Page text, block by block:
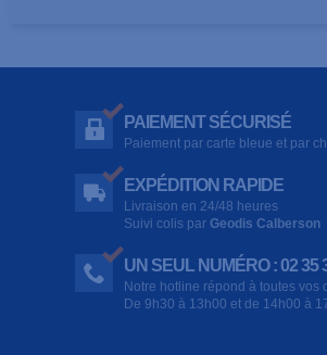
PAIEMENT SÉCURISÉ
Paiement par carte bleue et par
EXPÉDITION RAPIDE
Livraison en 24/48 heures
Suivi colis par Geodis Calberson
UN SEUL NUMÉRO : 02 35
Notre hotline répond à toutes vos
De 9h30 à 13h00 et de 14h00 à